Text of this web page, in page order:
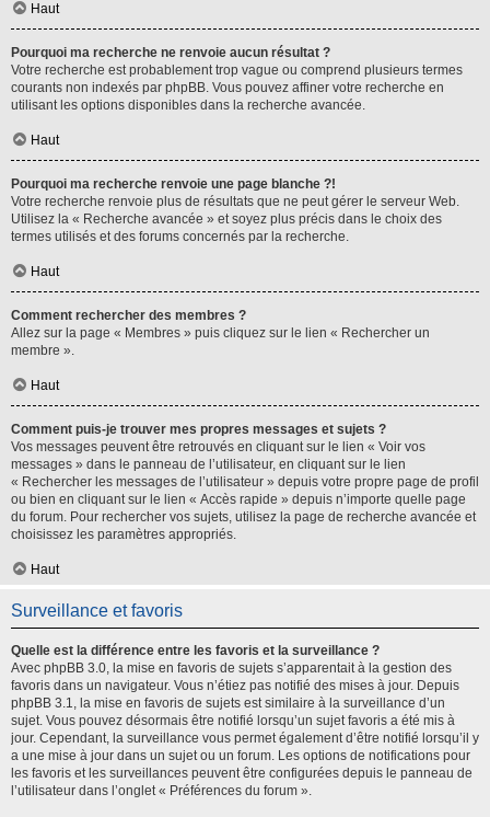
Haut
Pourquoi ma recherche ne renvoie aucun résultat ?
Votre recherche est probablement trop vague ou comprend plusieurs termes
courants non indexés par phpBB. Vous pouvez affiner votre recherche en
utilisant les options disponibles dans la recherche avancée.
Haut
Pourquoi ma recherche renvoie une page blanche ?!
Votre recherche renvoie plus de résultats que ne peut gérer le serveur Web.
Utilisez la « Recherche avancée » et soyez plus précis dans le choix des
termes utilisés et des forums concernés par la recherche.
Haut
Comment rechercher des membres ?
Allez sur la page « Membres » puis cliquez sur le lien « Rechercher un
membre ».
Haut
Comment puis-je trouver mes propres messages et sujets ?
Vos messages peuvent être retrouvés en cliquant sur le lien « Voir vos
messages » dans le panneau de l’utilisateur, en cliquant sur le lien
« Rechercher les messages de l’utilisateur » depuis votre propre page de profil
ou bien en cliquant sur le lien « Accès rapide » depuis n’importe quelle page
du forum. Pour rechercher vos sujets, utilisez la page de recherche avancée et
choisissez les paramètres appropriés.
Haut
Surveillance et favoris
Quelle est la différence entre les favoris et la surveillance ?
Avec phpBB 3.0, la mise en favoris de sujets s’apparentait à la gestion des
favoris dans un navigateur. Vous n’étiez pas notifié des mises à jour. Depuis
phpBB 3.1, la mise en favoris de sujets est similaire à la surveillance d’un
sujet. Vous pouvez désormais être notifié lorsqu’un sujet favoris a été mis à
jour. Cependant, la surveillance vous permet également d’être notifié lorsqu’il y
a une mise à jour dans un sujet ou un forum. Les options de notifications pour
les favoris et les surveillances peuvent être configurées depuis le panneau de
l’utilisateur dans l’onglet « Préférences du forum ».